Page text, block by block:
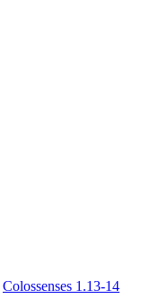
Colossenses 1.13-14